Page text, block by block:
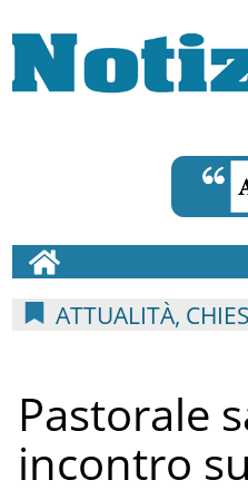
ATTUALITÀ,
Pastorale
incontro